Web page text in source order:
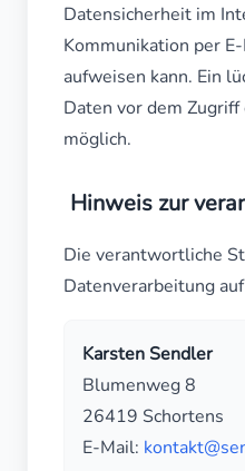
Datensicherheit im
Kommunikation per
aufweisen kann. Ein
Daten vor dem
möglich.
Hinweis zur
Die verantwortliche
Datenverarbeitung
Karsten Sendler
Blumenweg 8
26419 Schortens
E-Mail: